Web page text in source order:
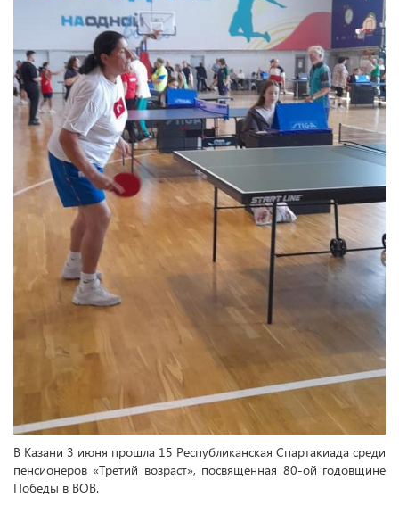
В Казани 3 июня прошла 15 Республиканская Спартакиада среди
пенсионеров «Третий возраст», посвященная 80-ой годовщине
Победы в ВОВ.